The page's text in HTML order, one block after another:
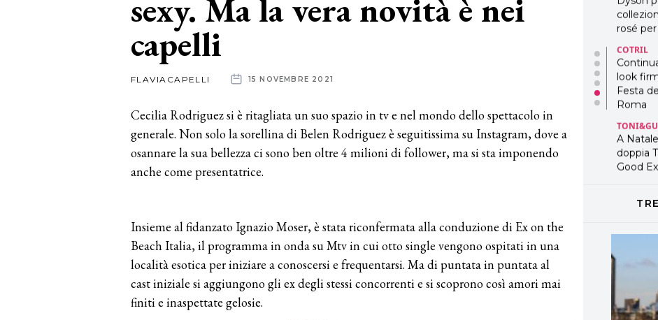
sexy. Ma la vera novità è nei
capelli
FLAVIACAPELLI 15 NOVEMBRE 2021
Cecilia Rodriguez si è ritagliata un suo spazio in tv e nel mondo dello spettacolo in
generale. Non solo la sorellina di Belen Rodriguez è seguitissima su Instagram, dove a
osannare la sua bellezza ci sono ben oltre 4 milioni di follower, ma si sta imponendo
anche come presentatrice.
Insieme al fidanzato Ignazio Moser, è stata riconfermata alla conduzione di Ex on the
Beach Italia, il programma in onda su Mtv in cui otto single vengono ospitati in una
località esotica per iniziare a conoscersi e frequentarsi. Ma di puntata in puntata al
cast iniziale si aggiungono gli ex degli stessi concorrenti e si scoprono così amori mai
finiti e inaspettate gelosie.
rosé
COTRIL
look
Festa
Roma
A
doppia
Good
DAVINES
per un
ogni